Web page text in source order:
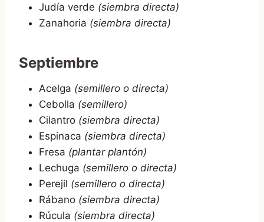
Judía verde (siembra directa)
Zanahoria (siembra directa)
Septiembre
Acelga (semillero o directa)
Cebolla (semillero)
Cilantro (siembra directa)
Espinaca (siembra directa)
Fresa (plantar plantón)
Lechuga (semillero o directa)
Perejil (semillero o directa)
Rábano (siembra directa)
Rúcula (siembra directa)